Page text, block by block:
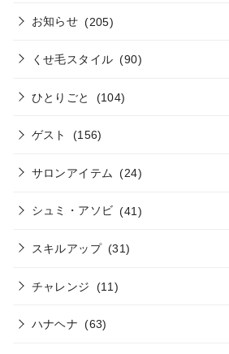
お知らせ (205)
くせ毛スタイル (90)
ひとりごと (104)
ゲスト (156)
サロンアイテム (24)
シュミ・アソビ (41)
スキルアップ (31)
チャレンジ (11)
ハナヘナ (63)